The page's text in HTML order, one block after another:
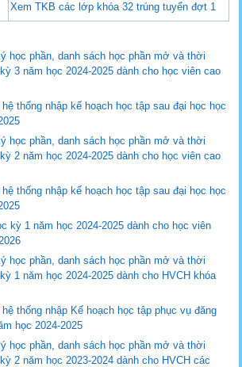
Xem TKB các lớp khóa 32 trúng tuyển đợt 1
học phần, danh sách học phần mở và thời
3 năm học 2024-2025 dành cho học viên cao
thống nhập kế hoạch học tập sau đại học học
học phần, danh sách học phần mở và thời
2 năm học 2024-2025 dành cho học viên cao
thống nhập kế hoạch học tập sau đại học học
kỳ 1 năm học 2024-2025 dành cho học viên
học phần, danh sách học phần mở và thời
1 năm học 2024-2025 dành cho HVCH khóa
thống nhập Kế hoạch học tập phục vụ đăng
học 2024-2025
học phần, danh sách học phần mở và thời
2 năm học 2023-2024 dành cho HVCH các